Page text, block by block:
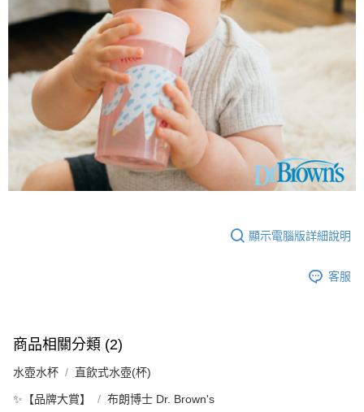
顯示電腦版詳細說明
客服
商品相關分類 (2)
水壺水杯 直飲式水壺(杯)
✨【品牌大賞】 布朗博士 Dr. Brown's